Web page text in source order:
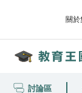
關於
討論區